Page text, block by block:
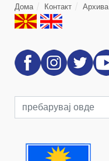
Дома Контакт Архива